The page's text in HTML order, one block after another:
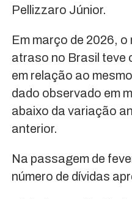
Pellizzaro Júnior.
Em março de 2026, o
atraso no Brasil teve
em relação ao
dado observado em
abaixo da variação
anterior.
Na passagem de
número de dívidas